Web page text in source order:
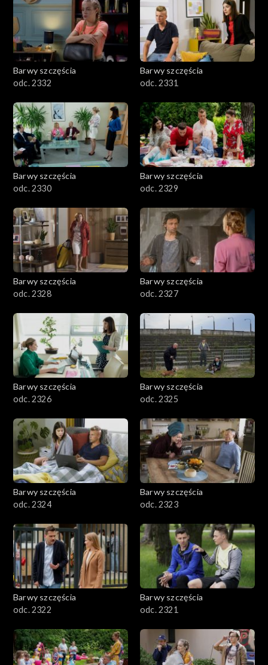
Barwy szczęścia
odc. 2332
Barwy szczęścia
odc. 2331
Barwy szczęścia
odc. 2330
Barwy szczęścia
odc. 2329
Barwy szczęścia
odc. 2328
Barwy szczęścia
odc. 2327
Barwy szczęścia
odc. 2326
Barwy szczęścia
odc. 2325
Barwy szczęścia
odc. 2324
Barwy szczęścia
odc. 2323
Barwy szczęścia
odc. 2322
Barwy szczęścia
odc. 2321